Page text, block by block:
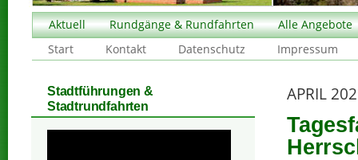
Aktuell Rundgänge & Rundfahrten
Alle Angebote
Start
Kontakt Datenschutz Impressum
APRIL
Stadtführungen &
Stadtrundfahrten